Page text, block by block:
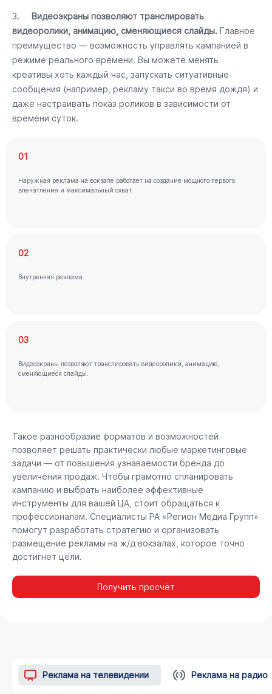
3. Видеоэкраны позволяют транслировать
видеоролики, анимацию, сменяющиеся слайды. Главное
преимущество — возможность управлять кампанией в
режиме реального времени. Вы можете менять
креативы хоть каждый час, запускать ситуативные
сообщения (например, рекламу такси во время дождя) и
даже настраивать показ роликов в зависимости от
времени суток.
01
Наружная реклама на вокзале работает на создание мощного первого
впечатления и максимальный охват.
02
Внутренняя реклама.
03
Видеоэкраны позволяют транслировать видеоролики, анимацию,
сменяющиеся слайды.
Такое разнообразие форматов и возможностей
позволяет решать практически любые маркетинговые
задачи — от повышения узнаваемости бренда до
увеличения продаж. Чтобы грамотно спланировать
кампанию и выбрать наиболее эффективные
инструменты для вашей ЦА, стоит обращаться к
профессионалам. Специалисты РА «Регион Медиа Групп»
помогут разработать стратегию и организовать
размещение рекламы на ж/д вокзалах, которое точно
достигнет цели.
Получить просчёт
Реклама на телевидении Реклама на радио